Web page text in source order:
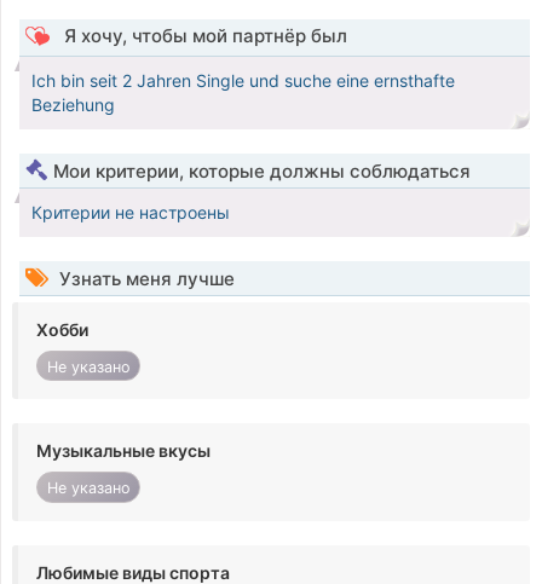
Я хочу, чтобы мой партнёр был
Ich bin seit 2 Jahren Single und suche eine ernsthafte
Beziehung
Мои критерии, которые должны соблюдаться
Критерии не настроены
Узнать меня лучше
Хобби
Не указано
Музыкальные вкусы
Не указано
Любимые виды спорта